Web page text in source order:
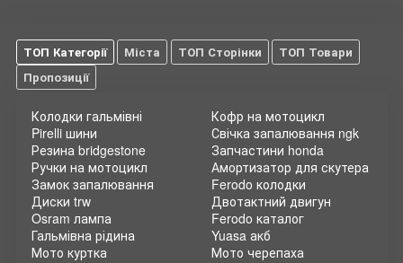
ТОП Категорії Міста ТОП Сторінки
ТОП Товари
Пропозиції
Колодки гальмівні
Pirelli шини
Резина bridgestone
Ручки на мотоцикл
Замок запалювання
Диски trw
Osram лампа
Гальмівна рідина
Кофр на мотоцикл
Свічка запалювання ngk
Запчастини honda
Амортизатор для скутера
Ferodo колодки
Двотактний двигун
Ferodo каталог
Yuasa акб
Мото куртка
Мото черепаха